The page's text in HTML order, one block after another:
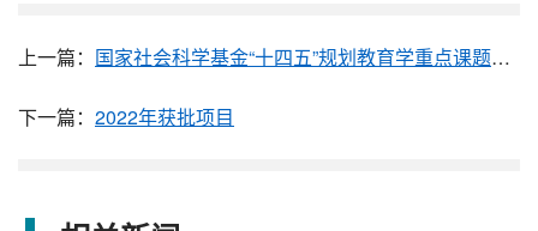
上一篇： 国家社会科学基金“十四五”规划教育学重点课题——智能技术赋能教育评价改革研究
下一篇： 2022年获批项目